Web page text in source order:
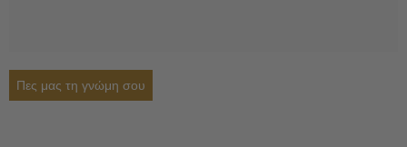
Πες μας τη γνώμη σου